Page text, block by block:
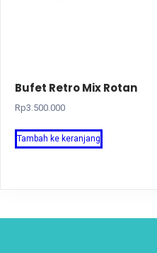
Bufet Retro Mix Rotan
Rp3.500.000
Tambah ke keranjang